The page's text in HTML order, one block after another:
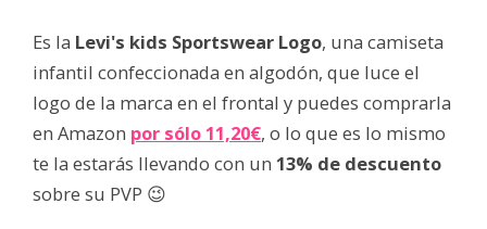
Es la Levi's kids Sportswear Logo, una camiseta
infantil confeccionada en algodón, que luce el
logo de la marca en el frontal y puedes comprarla
en Amazon por sólo11,20€, o lo que es lo mismo
te la estarás llevando con un 13% de descuento
sobre su PVP 😉